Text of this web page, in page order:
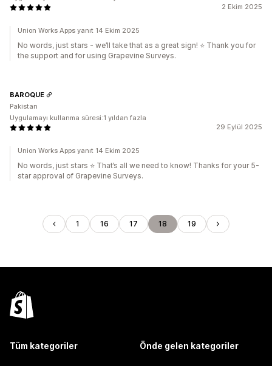
2 Ekim 2025
Union Works Apps yanıt 14 Ekim 2025
No words, just stars - we’ll take that as a great sign! ⭐ Thank you for
the support and for using Grapevine Surveys.
29 Eylül 2025
BAROQUE
Pakistan
Uygulamayı kullanma süresi:1 yıldan fazla
Union Works Apps yanıt 14 Ekim 2025
No words, just stars ⭐ That’s all we need to know! Thanks for your 5-
star approval of Grapevine Surveys.
1 16 17 18 19
Tüm kategoriler Önde gelen kategoriler